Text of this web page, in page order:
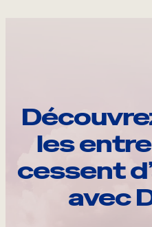
les
cessent
avec